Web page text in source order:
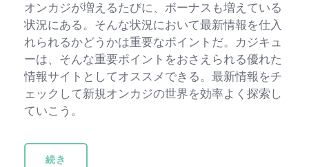
オンカジが増えるたびに、ボーナスも増えている
状況にある。そんな状況において最新情報を仕入
れられるかどうかは重要なポイントだ。カジキュ
ーは、そんな重要ポイントをおさえられる優れた
情報サイトとしてオススメできる。最新情報をチ
ェックして新規オンカジの世界を効率よく探索し
ていこう。
続き